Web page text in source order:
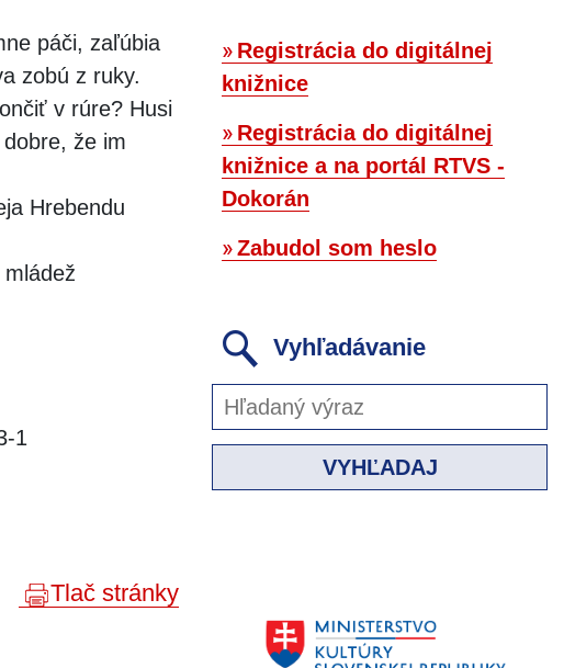
páči, zaľúbia
zobú z ruky.
v rúre? Husi
že im
Hrebendu
1
Tlač stránky
Registrácia do digitálnej
knižnice
Registrácia do digitálnej
knižnice a na portál RTVS -
Dokorán
Zabudol som heslo
Vyhľadávanie
VYHĽADAJ